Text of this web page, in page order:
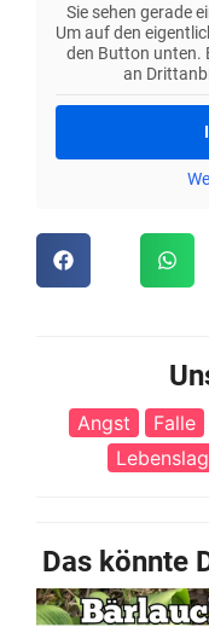
Sie sehen gerade
Um auf den
den Button unten.
an
Angst Falle
Das könnte